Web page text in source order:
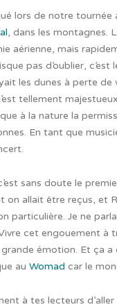
lors de notre
, dans les montagnes.
aérienne, mais
pas d’oublier, c’est
les dunes à perte
tellement
à la nature la
En tant que
sans doute le
on allait être reçus, et
particulière. Je ne
cet engouement à
émotion. Et ça
au Womad car le
à tes lecteurs d’aller